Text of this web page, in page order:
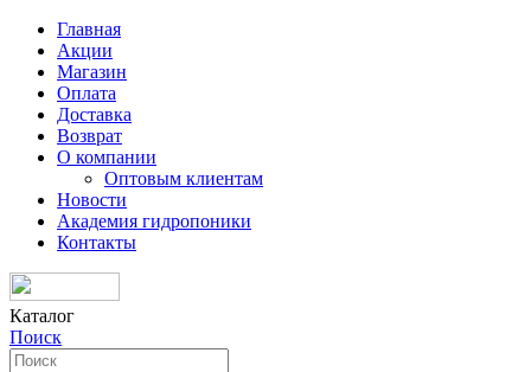
Главная
Акции
Магазин
Оплата
Доставка
Возврат
О компании
Оптовым клиентам
Новости
Академия гидропоники
Контакты
Каталог
Поиск